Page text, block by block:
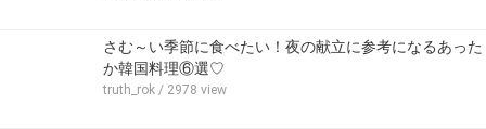
さむ～い季節に食べたい！夜の献立に参考になるあった
か韓国料理⑥選♡
truth_rok / 2978 view